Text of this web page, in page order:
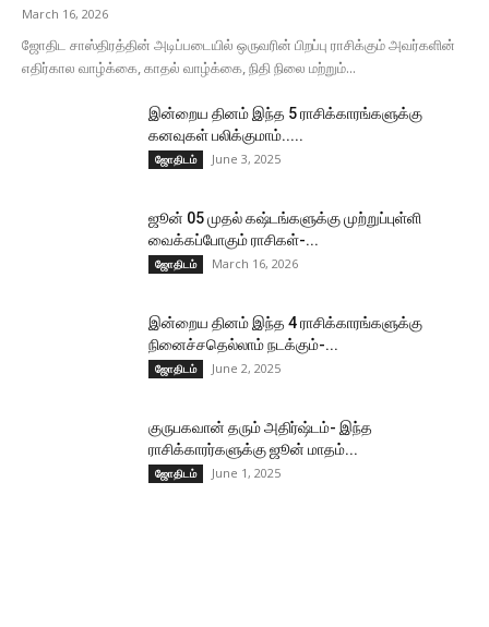
March 16, 2026
ஜோதிட சாஸ்திரத்தின் அடிப்படையில் ஒருவரின் பிறப்பு ராசிக்கும் அவர்களின்
எதிர்கால வாழ்க்கை, காதல் வாழ்க்கை, நிதி நிலை மற்றும்...
இன்றைய தினம் இந்த 5 ராசிக்காரங்களுக்கு
கனவுகள் பலிக்குமாம்.....
ஜோதிடம் June 3, 2025
ஜூன் 05 முதல் கஷ்டங்களுக்கு முற்றுப்புள்ளி
வைக்கப்போகும் ராசிகள்-...
ஜோதிடம் March 16, 2026
இன்றைய தினம் இந்த 4 ராசிக்காரங்களுக்கு
நினைச்சதெல்லாம் நடக்கும்-...
ஜோதிடம் June 2, 2025
குருபகவான் தரும் அதிர்ஷ்டம்- இந்த
ராசிக்காரர்களுக்கு ஜூன் மாதம்...
ஜோதிடம் June 1, 2025